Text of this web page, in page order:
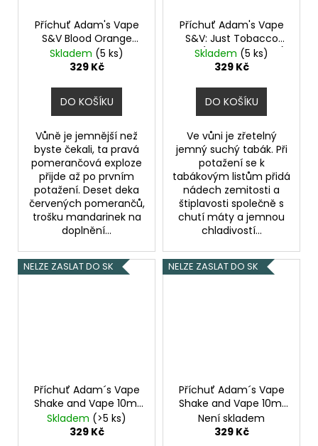
Příchuť Adam's Vape
S&V Blood Orange
Slush 10mlLedová tříšť
s červeným
Skladem (5 ks)
329 Kč
DO KOŠÍKU
Vůně je jemnější než
byste čekali, ta pravá
pomerančová exploze
přijde až po prvním
potažení. Deset deka
červených pomerančů,
trošku mandarinek na
doplnění...
Příchuť Adam's Vape
S&V: Just Tobacco
Mint (Tabák s mátou)
objem 10ml kolek R
Skladem (5 ks)
329 Kč
DO KOŠÍKU
Ve vůni je zřetelný
jemný suchý tabák. Při
potažení se k
tabákovým listům přidá
nádech zemitosti a
štiplavosti společně s
chutí máty a jemnou
chladivostí...
NELZE ZASLAT DO SK
Příchuť Adam´s Vape
Shake and Vape 10ml
Just Tobacco Mint
Skladem (>5 ks)
329 Kč
NELZE ZASLAT DO SK
Příchuť Adam´s Vape
Shake and Vape 10ml
Zero Degree
Není skladem
329 Kč